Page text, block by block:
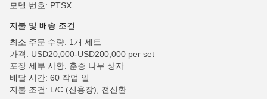
모델 번호: PTSX
지불 및 배송 조건
최소 주문 수량: 1개 세트
가격: USD20,000-USD200,000 per set
포장 세부 사항: 훈증 나무 상자
배달 시간: 60 작업 일
지불 조건: L/C (신용장), 전신환